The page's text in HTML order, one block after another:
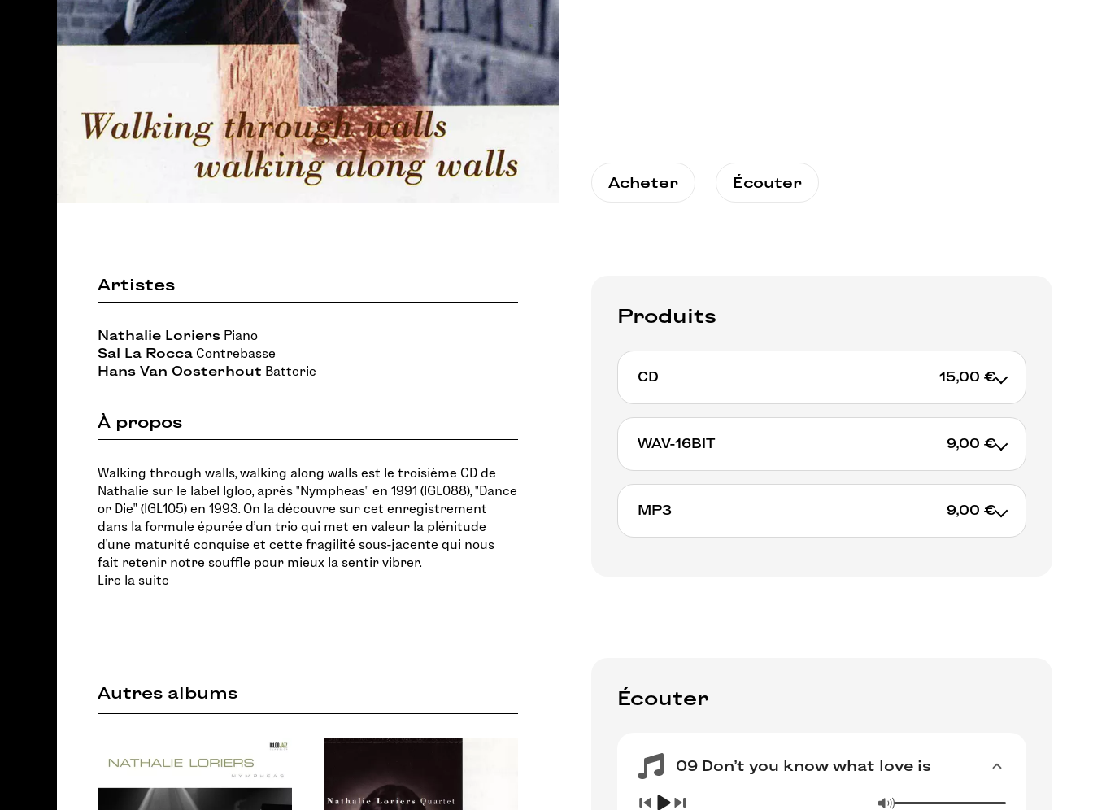
Acheter Écouter
Artistes
Nathalie Loriers Piano
Sal La Rocca Contrebasse
Hans Van Oosterhout Batterie
À propos
Walking through walls, walking along walls est le troisième CD de
Nathalie sur le label Igloo, après "Nympheas" en 1991 (IGL088), "Dance
or Die" (IGL105) en 1993. On la découvre sur cet enregistrement
dans la formule épurée d'un trio qui met en valeur la plénitude
d'une maturité conquise et cette fragilité sous-jacente qui nous
fait retenir notre souffle pour mieux la sentir vibrer.
Lire la suite
Autres albums
Produits
CD 15,00 €
WAV-16BIT 9,00 €
MP3 9,00 €
Écouter
09 Don't you know what love is